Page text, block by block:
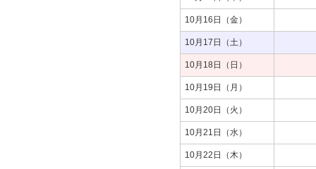
10月16日（金）
10月17日（土）
10月18日（日）
10月19日（月）
10月20日（火）
10月21日（水）
10月22日（木）